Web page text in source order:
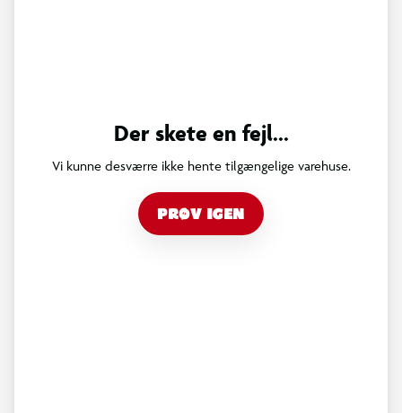
Der skete en fejl...
Vi kunne desværre ikke hente tilgængelige varehuse.
PRØV IGEN